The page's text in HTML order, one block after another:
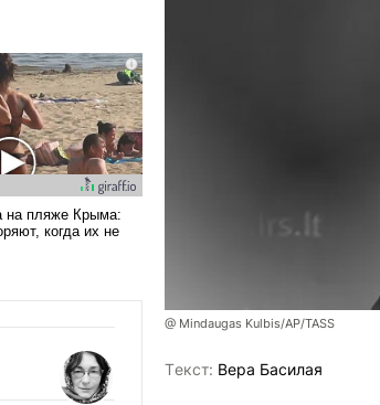
@ Mindaugas Kulbis/AP/TASS
Tекст: Вера Басилая